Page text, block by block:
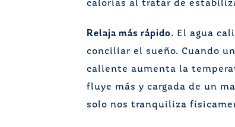
calorías al tratar de
Relaja más rápido. El agua
conciliar el sueño. Cuando
caliente aumenta la
fluye más y cargada de un
solo nos tranquiliza